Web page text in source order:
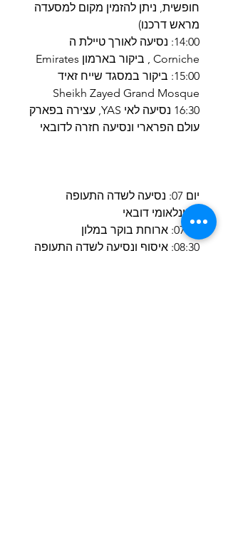
חופשית, ניתן להזמין מקום למסעדה
מראש דרכנו)
14:00: נסיעה לאורך טיילת ה
Corniche , ביקור בארמון Emirates
15:00: ביקור במסגד שייח זאיד
Sheikh Zayed Grand Mosque
16:30 נסיעה לאי YAS, עצירה בפארק
עולם הפרארי ונסיעה חזרה לדובאי
יום 07: נסיעה לשדה התעופה
הבינלאומי דובאי
07:00: ארוחת בוקר במלון
08:30: איסוף ונסיעה לשדה התעופה